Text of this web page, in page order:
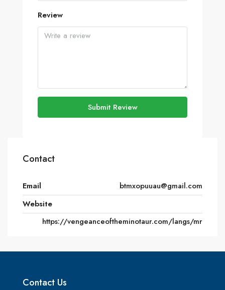
Review
Submit Review
Contact
Email
btmxopuuau@gmail.com
Website
https://vengeanceoftheminotaur.com/langs/mr
Contact Us